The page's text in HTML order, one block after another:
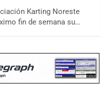
Karting Noreste
fin de semana su…